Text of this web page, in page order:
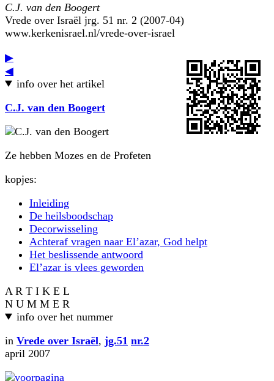
C.J. van den Boogert
Vrede over Israël jrg. 51 nr. 2 (2007-04)
www.kerkenisrael.nl/vrede-over-israel
▶
◀
info over het artikel
C.J. van den Boogert
Ze hebben Mozes en de Profeten
kopjes:
Inleiding
De heilsboodschap
Decorwisseling
Achteraf vragen naar El’azar, God helpt
Het beslissende antwoord
El’azar is vlees geworden
A R T I K E L
N U M M E R
info over het nummer
in Vrede over Israël, jg.51 nr.2
april 2007